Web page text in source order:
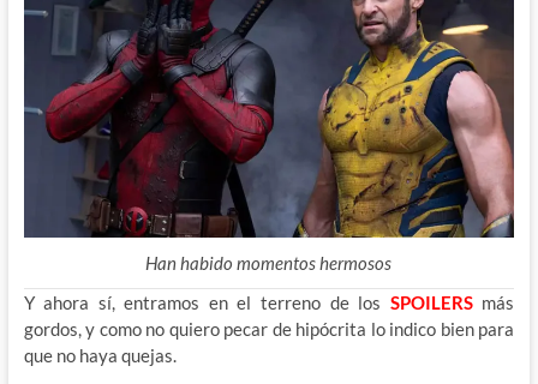
Han habido momentos hermosos
Y ahora sí, entramos en el terreno de los SPOILERSmás
gordos, y como no quiero pecar de hipócrita lo indico bien para
que no haya quejas.